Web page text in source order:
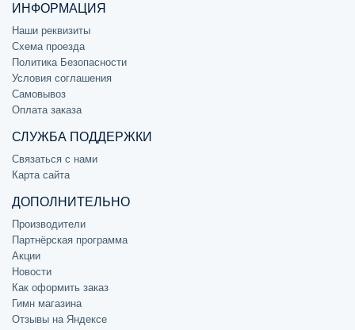
ИНФОРМАЦИЯ
Наши реквизиты
Схема проезда
Политика Безопасности
Условия соглашения
Самовывоз
Оплата заказа
СЛУЖБА ПОДДЕРЖКИ
Связаться с нами
Карта сайта
ДОПОЛНИТЕЛЬНО
Производители
Партнёрская программа
Акции
Новости
Как оформить заказ
Гимн магазина
Отзывы на Яндексе